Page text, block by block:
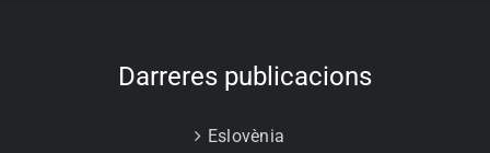
Darreres publicacions
Eslovènia